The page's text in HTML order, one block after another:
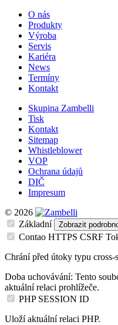
O nás
Produkty
Výroba
Servis
Kariéra
News
Termíny
Kontakt
Skupina Zambelli
Tisk
Kontakt
Sitemap
Whistleblower
VOP
Ochrana údajů
DIČ
Impresum
© 2026
Základní
Zobrazit
Contao HTTPS CSRF
Chrání před útoky typu cross-
Doba uchovávání: Tento
aktuální relaci prohlížeče.
PHP SESSION ID
Uloží aktuální relaci PHP.